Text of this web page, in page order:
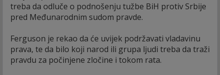
treba da odluče o podnošenju tužbe BiH protiv Srbije
pred Međunarodnim sudom pravde.
Ferguson je rekao da će uvijek podržavati vladavinu
prava, te da bilo koji narod ili grupa ljudi treba da traži
pravdu za počinjene zločine i tokom rata.